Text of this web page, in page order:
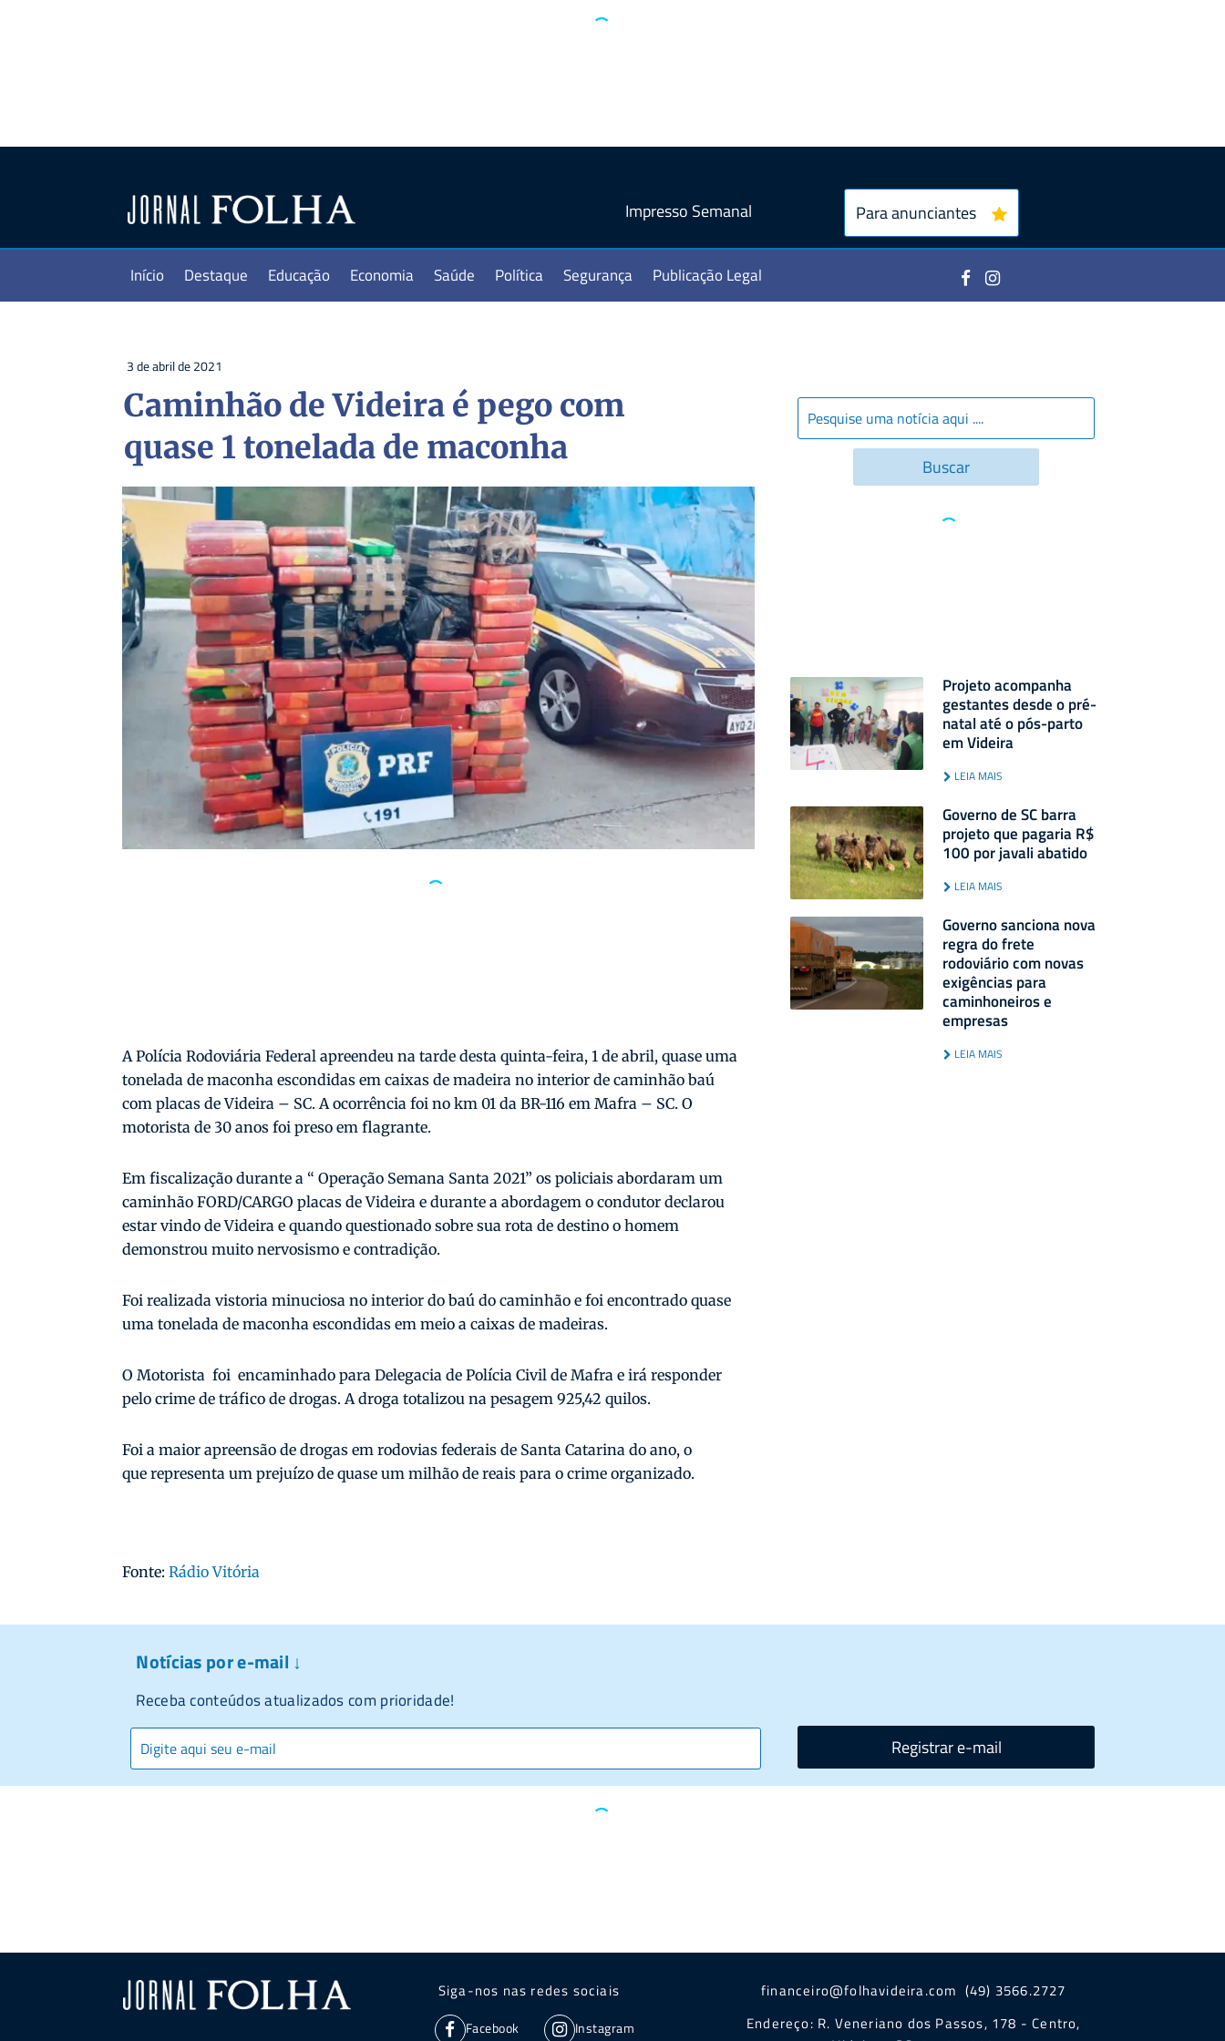
Impresso Semanal Para anunciantes
Início Destaque Educação Economia Saúde Política Segurança Publicação Legal
3 de abril de 2021
Caminhão de Videira é pego com
quase 1 tonelada de maconha
A Polícia Rodoviária Federal apreendeu na tarde desta quinta-feira, 1 de abril, quase uma
tonelada de maconha escondidas em caixas de madeira no interior de caminhão baú
com placas de Videira – SC. A ocorrência foi no km 01 da BR-116 em Mafra – SC. O
motorista de 30 anos foi preso em flagrante.
Em fiscalização durante a “ Operação Semana Santa 2021” os policiais abordaram um
caminhão FORD/CARGO placas de Videira e durante a abordagem o condutor declarou
estar vindo de Videira e quando questionado sobre sua rota de destino o homem
demonstrou muito nervosismo e contradição.
Foi realizada vistoria minuciosa no interior do baú do caminhão e foi encontrado quase
uma tonelada de maconha escondidas em meio a caixas de madeiras.
O Motorista foi encaminhado para Delegacia de Polícia Civil de Mafra e irá responder
pelo crime de tráfico de drogas. A droga totalizou na pesagem 925,42 quilos.
Foi a maior apreensão de drogas em rodovias federais de Santa Catarina do ano, o
que representa um prejuízo de quase um milhão de reais para o crime organizado.
Fonte: Rádio Vitória
Projeto acompanha
gestantes desde o pré-
natal até o pós-parto
em Videira
LEIA MAIS
Governo de SC barra
projeto que pagaria R$
100 por javali abatido
LEIA MAIS
Governo sanciona nova
regra do frete
rodoviário com novas
exigências para
caminhoneiros e
empresas
LEIA MAIS
Notícias por e-mail ↓
Receba conteúdos atualizados com prioridade!
Registrar e-mail
Siga-nos nas redes sociais
Facebook Instagram
financeiro@folhavideira.com (49) 3566.2727
Endereço: R. Veneriano dos Passos, 178 - Centro,